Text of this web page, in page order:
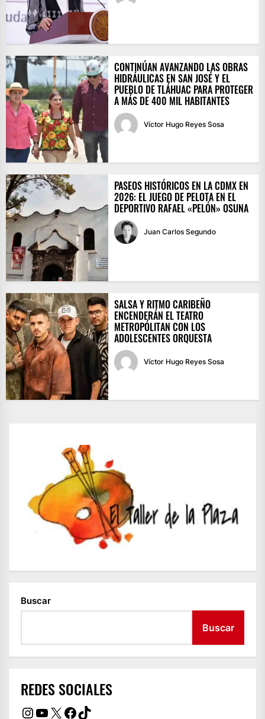
CONTINÚAN AVANZANDO LAS OBRAS
HIDRÁULICAS EN SAN JOSÉ Y EL
PUEBLO DE TLÁHUAC PARA PROTEGER
A MÁS DE 400 MIL HABITANTES
Víctor Hugo Reyes Sosa
PASEOS HISTÓRICOS EN LA CDMX EN
2026: EL JUEGO DE PELOTA EN EL
DEPORTIVO RAFAEL «PELÓN» OSUNA
Juan Carlos Segundo
SALSA Y RITMO CARIBEÑO
ENCENDERÁN EL TEATRO
METROPÓLITAN CON LOS
ADOLESCENTES ORQUESTA
Víctor Hugo Reyes Sosa
Buscar
Buscar
REDES SOCIALES
Instagram
YouTube
X Facebook
TikTok